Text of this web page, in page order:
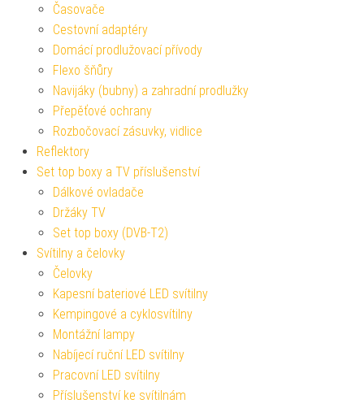
Časovače
Cestovní adaptéry
Domácí prodlužovací přívody
Flexo šňůry
Navijáky (bubny) a zahradní prodlužky
Přepěťové ochrany
Rozbočovací zásuvky, vidlice
Reflektory
Set top boxy a TV příslušenství
Dálkové ovladače
Držáky TV
Set top boxy (DVB-T2)
Svítilny a čelovky
Čelovky
Kapesní bateriové LED svítilny
Kempingové a cyklosvítilny
Montážní lampy
Nabíjecí ruční LED svítilny
Pracovní LED svítilny
Příslušenství ke svítilnám